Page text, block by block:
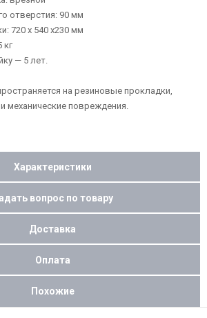
отверстия: 90 мм
720 х 540 х230 мм
кг
— 5 лет.
на резиновые прокладки,
механические повреждения.
Характеристики
вопрос по товару
Доставка
Оплата
Похожие